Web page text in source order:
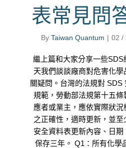
表常見問
By Taiwan Quantum | 02 /
繼上篇和大家分享一些
天我們談談廠商對危害化
關疑問。台灣的法規對 SDS
規範，勞動部法規第十五
應者或業主，應依實際狀
之正確性，適時更新，並至
安全資料表更新內容、日
保存三年。 Q1：所有化學